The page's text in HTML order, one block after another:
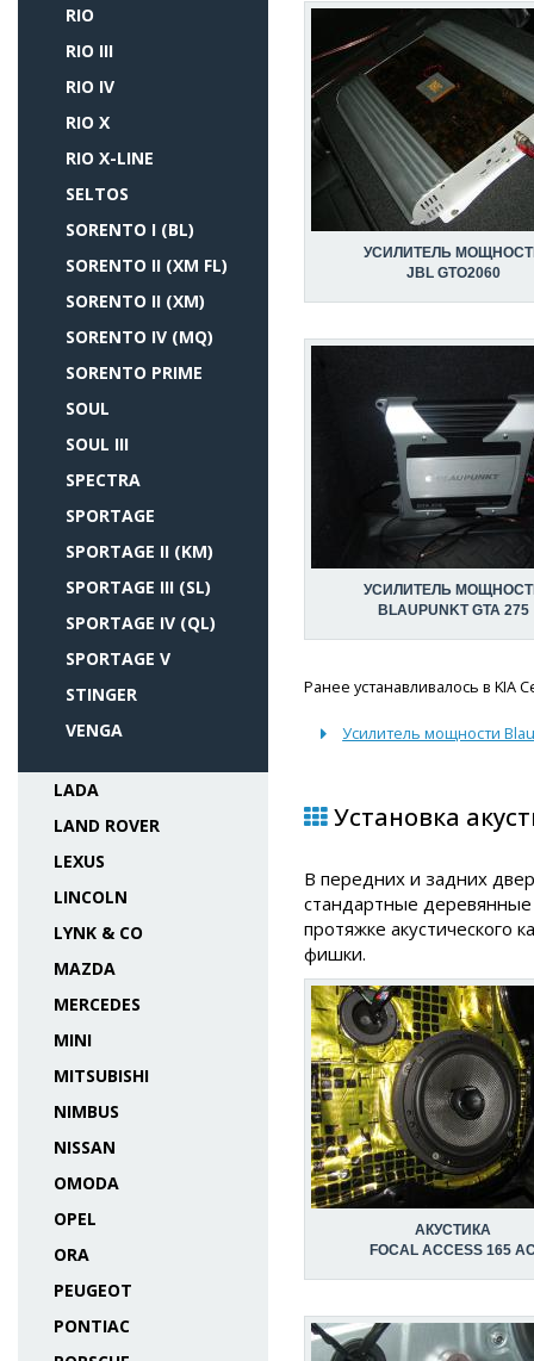
RIO
RIO III
RIO IV
RIO X
RIO X-LINE
SELTOS
SORENTO I (BL)
SORENTO II (XM FL)
SORENTO II (XM)
SORENTO IV (MQ)
SORENTO PRIME
SOUL
SOUL III
SPECTRA
SPORTAGE
SPORTAGE II (KM)
SPORTAGE III (SL)
SPORTAGE IV (QL)
SPORTAGE V
STINGER
VENGA
LADA
LAND ROVER
LEXUS
LINCOLN
LYNK & CO
MAZDA
MERCEDES
MINI
MITSUBISHI
NIMBUS
NISSAN
OMODA
OPEL
ORA
PEUGEOT
PONTIAC
УСИЛИТЕЛЬ
JBL GTO2060
УСИЛИТЕЛЬ
BLAUPUNKT GTA 275
Ранее устанавливалось в KIA
Усилитель мощности
Установка
В передних и задних
стандартные деревянные
протяжке акустического
фишки.
АКУСТИКА
FOCAL ACCESS 165